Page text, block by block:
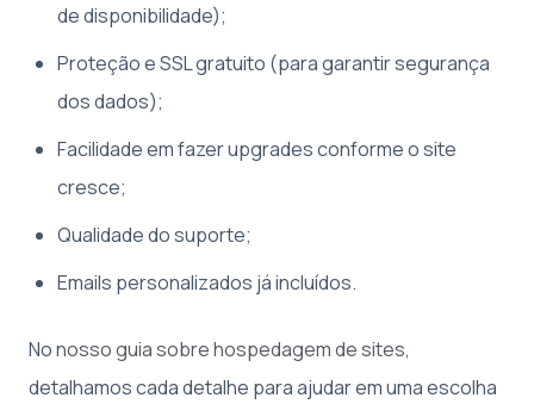
de disponibilidade);
Proteção e SSL gratuito (para garantir segurança
dos dados);
Facilidade em fazer upgrades conforme o site
cresce;
Qualidade do suporte;
Emails personalizados já incluídos.
Nonosso guia sobre hospedagem de sites,
detalhamos cada detalhe para ajudar em uma escolha